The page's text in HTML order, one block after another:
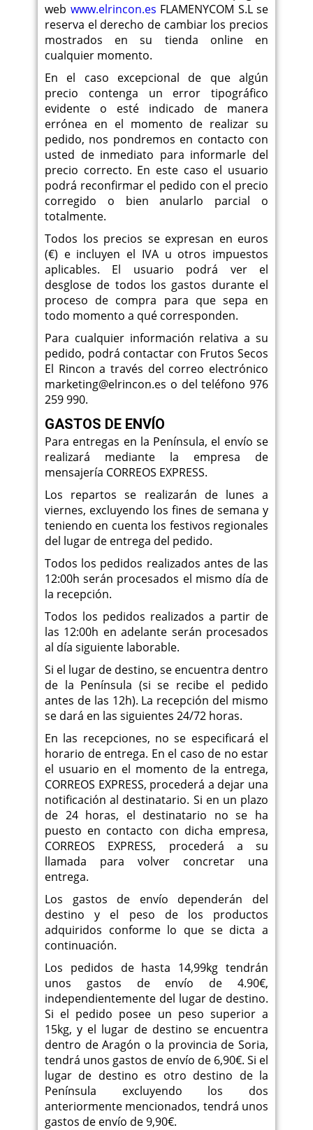
web www.elrincon.es FLAMENYCOM S.L se
reserva el derecho de cambiar los precios
mostrados en su tienda online en
cualquier momento.
En el caso excepcional de que algún
precio contenga un error tipográfico
evidente o esté indicado de manera
errónea en el momento de realizar su
pedido, nos pondremos en contacto con
usted de inmediato para informarle del
precio correcto. En este caso el usuario
podrá reconfirmar el pedido con el precio
corregido o bien anularlo parcial o
totalmente.
Todos los precios se expresan en euros
(€) e incluyen el IVA u otros impuestos
aplicables. El usuario podrá ver el
desglose de todos los gastos durante el
proceso de compra para que sepa en
todo momento a qué corresponden.
Para cualquier información relativa a su
pedido, podrá contactar con Frutos Secos
El Rincon a través del correo electrónico
marketing@elrincon.es o del teléfono 976
259 990.
GASTOS DE ENVÍO
Para entregas en la Península, el envío se
realizará mediante la empresa de
mensajería CORREOS EXPRESS.
Los repartos se realizarán de lunes a
viernes, excluyendo los fines de semana y
teniendo en cuenta los festivos regionales
del lugar de entrega del pedido.
Todos los pedidos realizados antes de las
12:00h serán procesados el mismo día de
la recepción.
Todos los pedidos realizados a partir de
las 12:00h en adelante serán procesados
al día siguiente laborable.
Si el lugar de destino, se encuentra dentro
de la Península (si se recibe el pedido
antes de las 12h). La recepción del mismo
se dará en las siguientes 24/72 horas.
En las recepciones, no se especificará el
horario de entrega. En el caso de no estar
el usuario en el momento de la entrega,
CORREOS EXPRESS, procederá a dejar una
notificación al destinatario. Si en un plazo
de 24 horas, el destinatario no se ha
puesto en contacto con dicha empresa,
CORREOS EXPRESS, procederá a su
llamada para volver concretar una
entrega.
Los gastos de envío dependerán del
destino y el peso de los productos
adquiridos conforme lo que se dicta a
continuación.
Los pedidos de hasta 14,99kg tendrán
unos gastos de envío de 4.90€,
independientemente del lugar de destino.
Si el pedido posee un peso superior a
15kg, y el lugar de destino se encuentra
dentro de Aragón o la provincia de Soria,
tendrá unos gastos de envío de 6,90€. Si el
lugar de destino es otro destino de la
Península excluyendo los dos
anteriormente mencionados, tendrá unos
gastos de envío de 9,90€.